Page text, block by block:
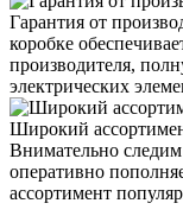
Гарантия от
коробке
производителя,
электрических
Широкий
Внимательно
оперативно
ассортимент